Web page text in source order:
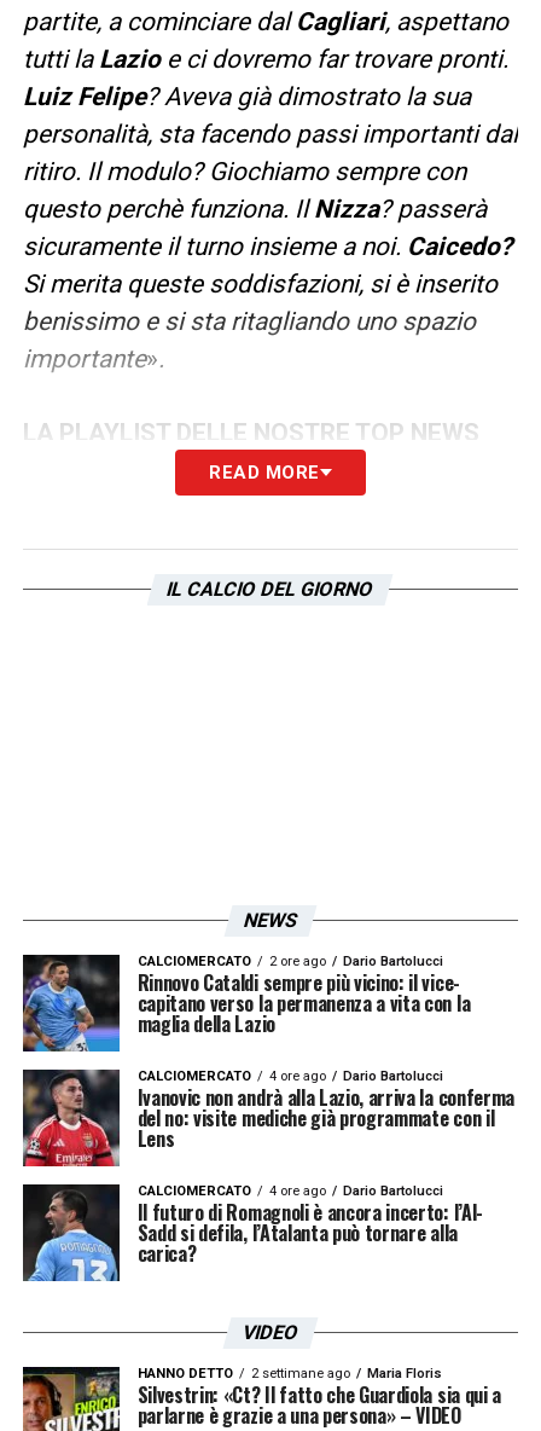
partite, a cominciare dalCagliari, aspettano
tutti la Lazioe ci dovremo far trovare pronti.
Luiz Felipe? Aveva già dimostrato la sua
personalità, sta facendo passi importanti dal
ritiro. Il modulo? Giochiamo sempre con
questo perchè funziona. IlNizza? passerà
sicuramente il turno insieme a noi. Caicedo?
Si merita queste soddisfazioni, si è inserito
benissimo e si sta ritagliando uno spazio
importante».
LA PLAYLIST DELLE NOSTRE TOP NEWS
READ MORE
IL CALCIO DEL GIORNO
NEWS
CALCIOMERCATO 2 ore ago Dario Bartolucci
Rinnovo Cataldi sempre più vicino: il vice-
capitano verso la permanenza a vita con la
maglia della Lazio
CALCIOMERCATO 4 ore ago Dario Bartolucci
Ivanovic non andrà alla Lazio, arriva la conferma
del no: visite mediche già programmate con il
Lens
CALCIOMERCATO 4 ore ago Dario Bartolucci
Il futuro di Romagnoli è ancora incerto: l’Al-
Sadd si defila, l’Atalanta può tornare alla
carica?
VIDEO
HANNO DETTO 2 settimane ago Maria Floris
Silvestrin: «Ct? Il fatto che Guardiola sia qui a
parlarne è grazie a una persona» – VIDEO